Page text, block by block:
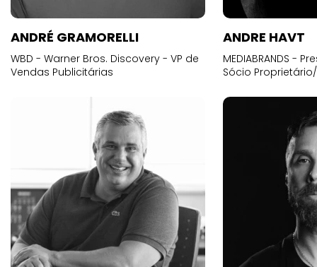
ANDRÉ GRAMORELLI
WBD - Warner Bros. Discovery - VP de
Vendas Publicitárias
ANDRE HAVT
MEDIABRANDS -
Sócio